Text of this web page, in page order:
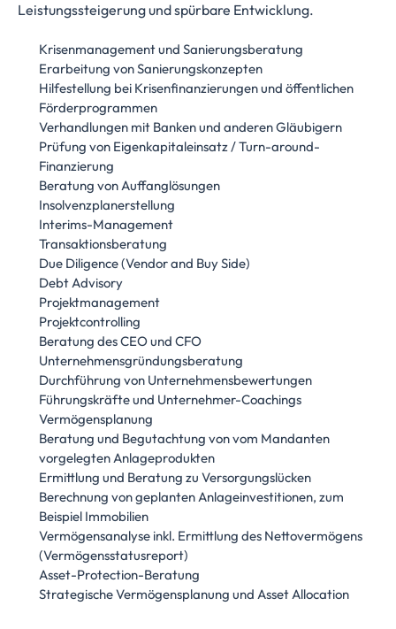
Leistungssteigerung und spürbare Entwicklung.
Krisenmanagement und Sanierungsberatung
Erarbeitung von Sanierungskonzepten
Hilfestellung bei Krisenfinanzierungen und öffentlichen
Förderprogrammen
Verhandlungen mit Banken und anderen Gläubigern
Prüfung von Eigenkapitaleinsatz / Turn-around-
Finanzierung
Beratung von Auffanglösungen
Insolvenzplanerstellung
Interims-Management
Transaktionsberatung
Due Diligence (Vendor and Buy Side)
Debt Advisory
Projektmanagement
Projektcontrolling
Beratung des CEO und CFO
Unternehmensgründungsberatung
Durchführung von Unternehmensbewertungen
Führungskräfte und Unternehmer-Coachings
Vermögensplanung
Beratung und Begutachtung von vom Mandanten
vorgelegten Anlageprodukten
Ermittlung und Beratung zu Versorgungslücken
Berechnung von geplanten Anlageinvestitionen, zum
Beispiel Immobilien
Vermögensanalyse inkl. Ermittlung des Nettovermögens
(Vermögensstatusreport)
Asset-Protection-Beratung
Strategische Vermögensplanung und Asset Allocation